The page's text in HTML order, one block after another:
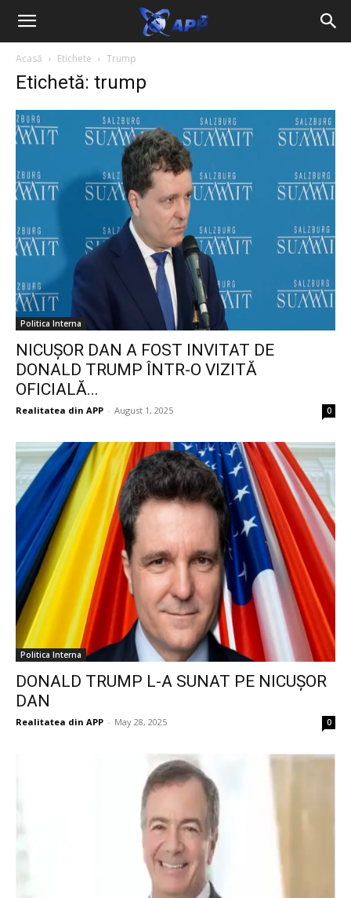
Acasă Etichete Trump
Etichetă: trump
Politica Interna
NICUȘOR DAN A FOST INVITAT DE
DONALD TRUMP ÎNTR-O VIZITĂ
OFICIALĂ...
Realitatea din APP - August 1, 2025 0
Politica Interna
DONALD TRUMP L-A SUNAT PE NICUȘOR
DAN
Realitatea din APP - May 28, 2025 0